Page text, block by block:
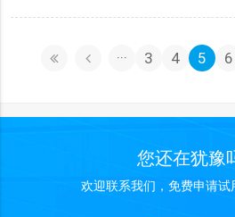
··· 3 4 5 6
您还在犹豫
欢迎联系我们，免费申请试